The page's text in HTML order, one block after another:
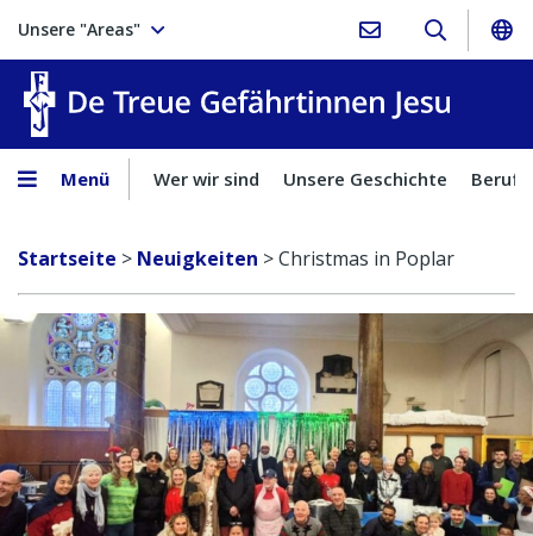
Unsere "Areas"
Menü Wer wir sind Unsere Geschichte
Startseite > Neuigkeiten >Christmas in Poplar